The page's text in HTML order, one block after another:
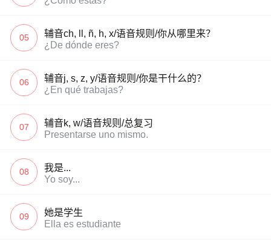
05
辅音ch, ll, ñ, h, x/语音规则/你从哪里来？
¿De dónde eres?
06
辅音j, s, z, y/语音规则/你是干什么的？
¿En qué trabajas?
07
辅音k, w/语音规则/总复习
Presentarse uno mismo.
08
我是...
Yo soy...
09
她是学生
Ella es estudiante